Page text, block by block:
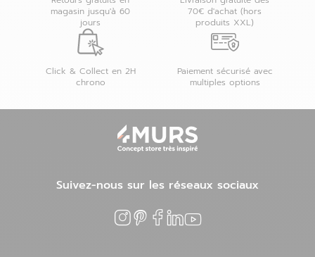
magasin jusqu'à 60
jours
70€ d'achat (hors
produits XXL)
Click & Collect en 2H
chrono
Paiement sécurisé avec
multiples options
Suivez-nous sur les réseaux sociaux